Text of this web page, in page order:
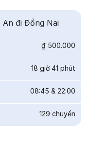
đi Đồng Nai
₫ 500.000
18 giờ 41 phút
08:45 & 22:00
129 chuyến